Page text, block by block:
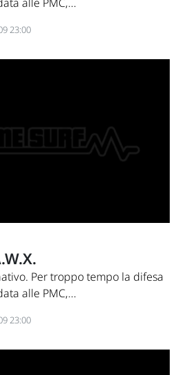
23:00
Per troppo tempo la difesa
alle PMC,...
23:00